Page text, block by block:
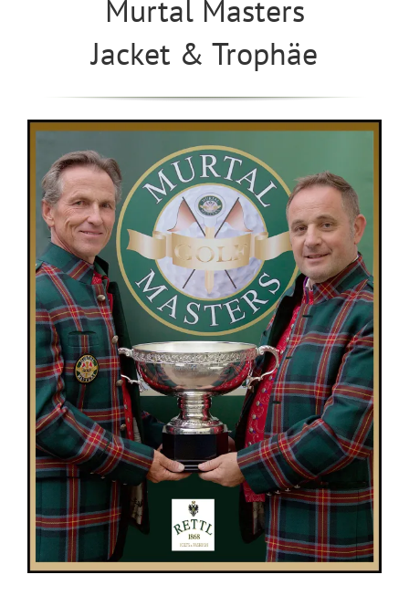
Murtal Masters
Jacket & Trophäe